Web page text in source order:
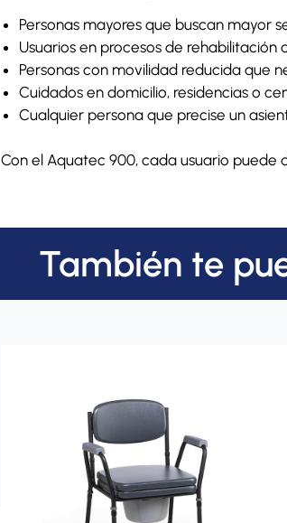
Personas mayores que buscan mayor
Usuarios en procesos de rehabilitación
Personas con movilidad reducida que
Cuidados en domicilio, residencias o
Cualquier persona que precise un
Con el Aquatec 900, cada usuario puede
También te